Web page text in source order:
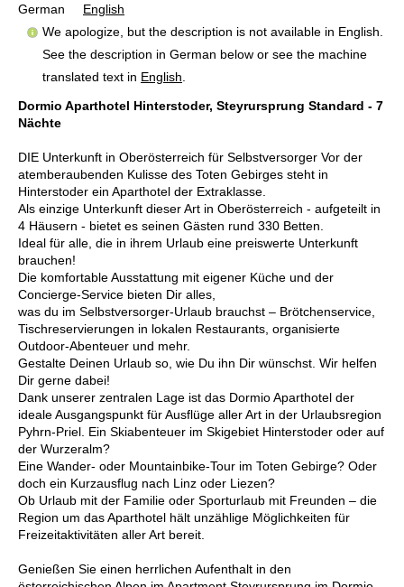
German
English
We apologize, but the description is not available in English.
See the description in German below or see the machine
translated text in English
Dormio Aparthotel Hinterstoder, Steyrursprung Standard - 7
Nächte
DIE Unterkunft in Oberösterreich für Selbstversorger Vor der
atemberaubenden Kulisse des Toten Gebirges steht in
Hinterstoder ein Aparthotel der Extraklasse.
Als einzige Unterkunft dieser Art in Oberösterreich - aufgeteilt in
4 Häusern - bietet es seinen Gästen rund 330 Betten.
Ideal für alle, die in ihrem Urlaub eine preiswerte Unterkunft
brauchen!
Die komfortable Ausstattung mit eigener Küche und der
Concierge-Service bieten Dir alles,
was du im Selbstversorger-Urlaub brauchst – Brötchenservice,
Tischreservierungen in lokalen Restaurants, organisierte
Outdoor-Abenteuer und mehr.
Gestalte Deinen Urlaub so, wie Du ihn Dir wünschst. Wir helfen
Dir gerne dabei!
Dank unserer zentralen Lage ist das Dormio Aparthotel der
ideale Ausgangspunkt für Ausflüge aller Art in der Urlaubsregion
Pyhrn-Priel. Ein Skiabenteuer im Skigebiet Hinterstoder oder auf
der Wurzeralm?
Eine Wander- oder Mountainbike-Tour im Toten Gebirge? Oder
doch ein Kurzausflug nach Linz oder Liezen?
Ob Urlaub mit der Familie oder Sporturlaub mit Freunden – die
Region um das Aparthotel hält unzählige Möglichkeiten für
Freizeitaktivitäten aller Art bereit.
Genießen Sie einen herrlichen Aufenthalt in den